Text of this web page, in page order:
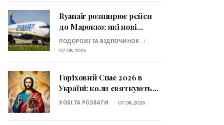
Ryanair розширює рейси
до Марокко: які нові
маршрути відкриють
узимку 2026–2027
ПОДОРОЖІ ТА ВІДПОЧИНОК
07.08.2026
Горіховий Спас 2026 в
Україні: коли святкують
та які традиції потрібно
ХОБІ ТА РОЗВАГИ 07.08.2026